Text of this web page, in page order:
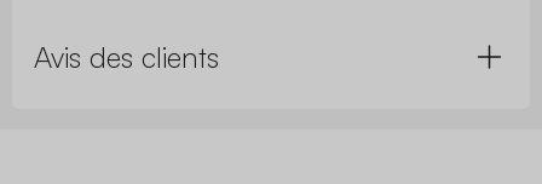
Avis des clients